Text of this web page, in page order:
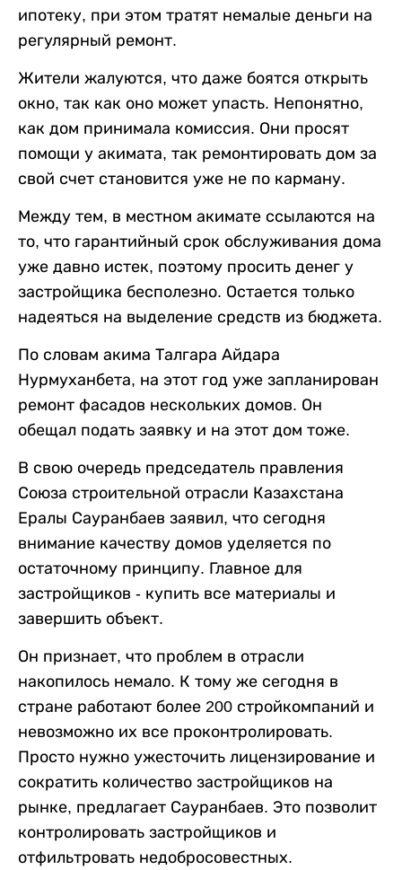
ипотеку, при этом тратят немалые деньги на
регулярный ремонт.
Жители жалуются, что даже боятся открыть
окно, так как оно может упасть. Непонятно,
как дом принимала комиссия. Они просят
помощи у акимата, так ремонтировать дом за
свой счет становится уже не по карману.
Между тем, в местном акимате ссылаются на
то, что гарантийный срок обслуживания дома
уже давно истек, поэтому просить денег у
застройщика бесполезно. Остается только
надеяться на выделение средств из бюджета.
По словам акима Талгара Айдара
Нурмуханбета, на этот год уже запланирован
ремонт фасадов нескольких домов. Он
обещал подать заявку и на этот дом тоже.
В свою очередь председатель правления
Союза строительной отрасли Казахстана
Ералы Сауранбаев заявил, что сегодня
внимание качеству домов уделяется по
остаточному принципу. Главное для
застройщиков - купить все материалы и
завершить объект.
Он признает, что проблем в отрасли
накопилось немало. К тому же сегодня в
стране работают более 200 стройкомпаний и
невозможно их все проконтролировать.
Просто нужно ужесточить лицензирование и
сократить количество застройщиков на
рынке, предлагает Сауранбаев. Это позволит
контролировать застройщиков и
отфильтровать недобросовестных.